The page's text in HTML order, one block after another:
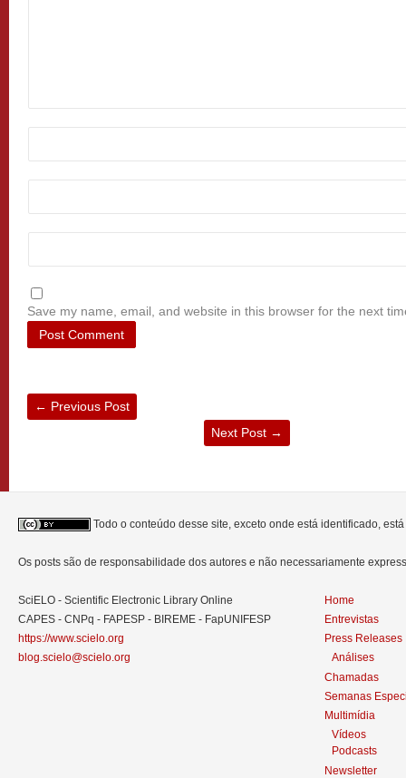
Save my name, email, and website in this browser for the next
← Previous Post
Next Post →
Todo o conteúdo desse site, exceto onde está identificado,
Os posts são de responsabilidade dos autores e não necessariamente
SciELO - Scientific Electronic Library Online
CAPES - CNPq - FAPESP - BIREME - FapUNIFESP
https://www.scielo.org
blog.scielo@scielo.org
Home
Entrevistas
Press Releases
Análises
Chamadas
Semanas
Multimídia
Vídeos
Podcasts
Newsletter